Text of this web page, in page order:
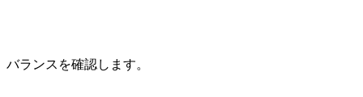
バランスを確認します。